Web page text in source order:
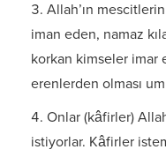
Allah’ın
iman eden, namaz
korkan kimseler imar
erenlerden olması
Onlar (kâfirler)
istiyorlar. Kâfirler